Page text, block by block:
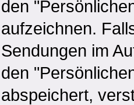
den
aufzeichnen.
Sendungen im
den
abspeichert,